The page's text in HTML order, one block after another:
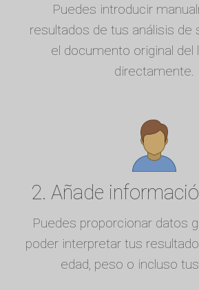
Puedes introducir
resultados de tus análisis de
el documento original del
directamente.
2. Añade
Puedes proporcionar datos
poder interpretar tus
edad, peso o incluso